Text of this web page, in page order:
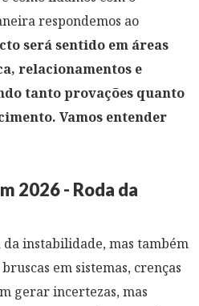
respondemos ao
será sentido em áreas
relacionamentos e
tanto provações quanto
Vamos entender
2026 - Roda da
instabilidade, mas também
em sistemas, crenças
gerar incertezas, mas